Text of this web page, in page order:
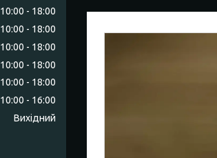
10:00 18:00
10:00 18:00
10:00 18:00
10:00 18:00
10:00 18:00
10:00 16:00
Вихідний